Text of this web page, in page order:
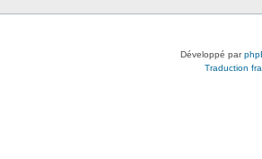
Développé par
Traduction